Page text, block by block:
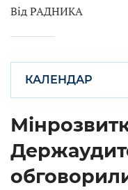
Від РАДНИКА
КАЛЕНДАР